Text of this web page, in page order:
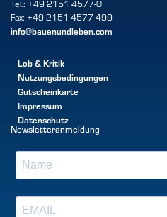
Tel.: +49 2151 4577-0
Fax: +49 2151 4577-499
info@bauenundleben.com
Lob & Kritik
Nutzungsbedingungen
Gutscheinkarte
Impressum
Datenschutz
Newsletteranmeldung